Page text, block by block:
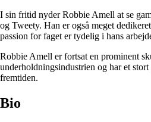
I sin fritid nyder Robbie Amell at se
og Tweety. Han er også meget
passion for faget er tydelig i hans
Robbie Amell er fortsat en prominent
underholdningsindustrien og har et
fremtiden.
Bio